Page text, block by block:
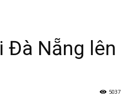
Đà Nẵng lên
5037